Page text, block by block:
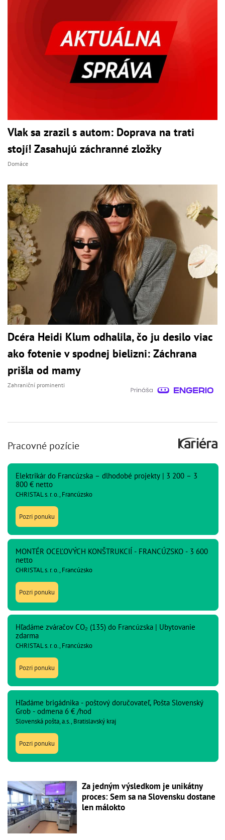
Vlak sa zrazil s autom: Doprava na trati
stojí! Zasahujú záchranné zložky
Domáce
Dcéra Heidi Klum odhalila, čo ju desilo viac
ako fotenie v spodnej bielizni: Záchrana
prišla od mamy
Zahraniční prominenti
Pracovné pozície
Elektrikár do Francúzska – dlhodobé projekty | 3 200 – 3
800 € netto
CHRISTAL s. r. o., Francúzsko
Pozri ponuku
MONTÉR OCEĽOVÝCH KONŠTRUKCIÍ - FRANCÚZSKO - 3 600
netto
CHRISTAL s. r. o., Francúzsko
Pozri ponuku
Hľadáme zváračov CO₂ (135) do Francúzska | Ubytovanie
zdarma
CHRISTAL s. r. o., Francúzsko
Pozri ponuku
Hľadáme brigádnika - poštový doručovateľ, Pošta Slovenský
Grob - odmena 6 € /hod
Slovenská pošta, a.s., Bratislavský kraj
Pozri ponuku
Za jedným výsledkom je unikátny
proces: Sem sa na Slovensku dostane
len málokto